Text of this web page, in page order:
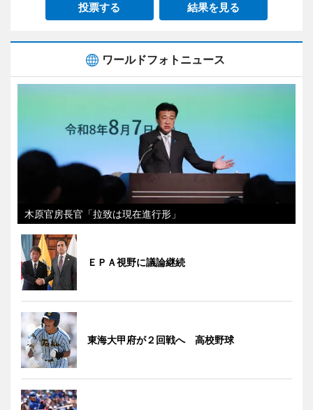
投票する 結果を見る
ワールドフォトニュース
木原官房長官「拉致は現在進行形」
ＥＰＡ視野に議論継続
東海大甲府が２回戦へ 高校野球